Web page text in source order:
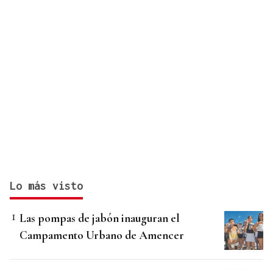
Lo más visto
Las pompas de jabón inauguran el
Campamento Urbano de Amencer